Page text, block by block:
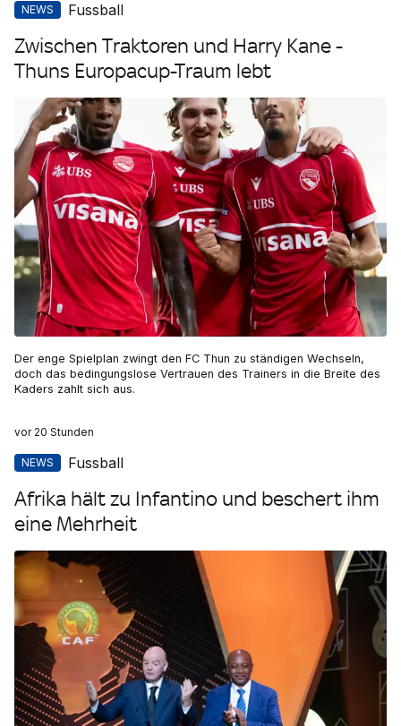
NEWS Fussball
Zwischen Traktoren und Harry Kane -
Thuns Europacup-Traum lebt
Der enge Spielplan zwingt den FC Thun zu ständigen Wechseln,
doch das bedingungslose Vertrauen des Trainers in die Breite des
Kaders zahlt sich aus.
vor 20 Stunden
NEWS Fussball
Afrika hält zu Infantino und beschert ihm
eine Mehrheit